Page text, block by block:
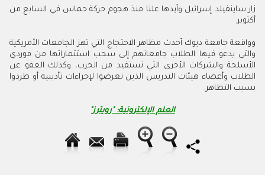
زار ساينفيلد إسرائيل وأيدها علنا منذ هجوم حركة حماس في السابع من
أكتوبر.
وواقعة جامعة ديوك أحدث مظاهر الاحتجاج التي تهز الجامعات الأمريكية
والتي يدعو فيها الطلاب جامعاتهم إلى سحب استثماراتها من موردي
الأسلحة والشركات الأخرى التي تستفيد من الحرب، وكذلك العفو عن
الطلاب وأعضاء هيئات التدريس الذين تعرضوا لإجراءات تأديبية أو طردوا
بسبب التظاهر.
العلم الإلكترونية: "رويترز"